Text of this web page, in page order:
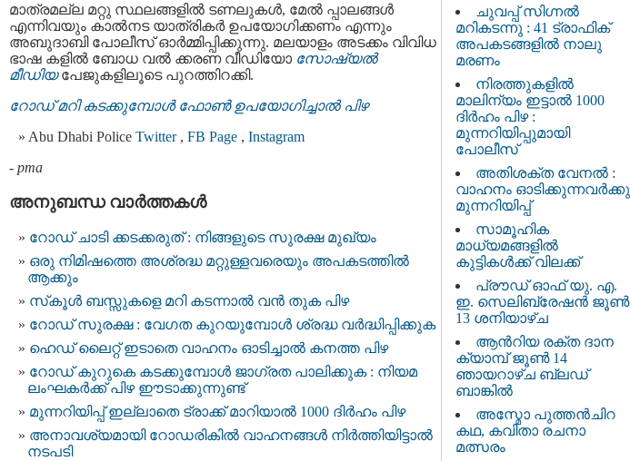
മാത്രമല്ല മറ്റു സ്ഥലങ്ങളില്‍ ടണലുകള്‍, മേൽ പ്പാലങ്ങള്‍
എന്നിവയും കാല്‍നട യാത്രികര്‍ ഉപയോഗിക്കണം എന്നും
അബുദാബി പോലീസ് ഓര്‍മ്മിപ്പിക്കുന്നു. മലയാളം അടക്കം വിവിധ
ഭാഷ കളില്‍ ബോധ വല്‍ ക്കരണ വീഡിയോ സോഷ്യല്‍
മീഡിയപേജുകളിലൂടെ പുറത്തിറക്കി.
റോഡ് മറി കടക്കുമ്പോള്‍ ഫോണ്‍ ഉപയോഗിച്ചാല്‍ പിഴ
Abu Dhabi Police Twitter, FB Page , Instagram
- pma
അനുബന്ധ വാര്‍ത്തകള്‍
റോഡ് ചാടി ക്കടക്കരുത് : നിങ്ങളുടെ സുരക്ഷ മുഖ്യം
ഒരു നിമിഷത്തെ അശ്രദ്ധ മറ്റുള്ളവരെയും അപകടത്തിൽ
ആക്കും
സ്‌കൂൾ ബസ്സുകളെ മറി കടന്നാൽ വൻ തുക പിഴ
റോഡ് സുരക്ഷ : വേഗത കുറയുമ്പോൾ ശ്രദ്ധ വർദ്ധിപ്പിക്കുക
ഹെഡ് ലൈറ്റ് ഇടാതെ വാഹനം ഓടിച്ചാൽ കനത്ത പിഴ
റോഡ് കുറുകെ കടക്കുമ്പോൾ ജാഗ്രത പാലിക്കുക : നിയമ
ലംഘകർക്ക് പിഴ ഈടാക്കുന്നുണ്ട്
മുന്നറിയിപ്പ് ഇല്ലാതെ ട്രാക്ക് മാറിയാൽ 1000 ദിർഹം പിഴ
അനാവശ്യമായി റോഡരികിൽ വാഹനങ്ങൾ നിർത്തിയിട്ടാൽ
നടപടി
ചുവപ്പ് സിഗ്നൽ
മറികടന്നു : 41 ട്രാഫിക്
അപകടങ്ങളിൽ നാലു
മരണം
നിരത്തുകളിൽ
മാലിന്യം ഇട്ടാൽ 1000
ദിർഹം പിഴ :
മുന്നറിയിപ്പുമായി
പോലീസ്
അതിശക്ത വേനൽ :
വാഹനം ഓടിക്കുന്നവർക്കു
മുന്നറിയിപ്പ്
സാമൂഹിക
മാധ്യമങ്ങളിൽ
കുട്ടികൾക്ക് വിലക്ക്
പ്രൗഡ് ഓഫ് യു. എ.
ഇ. സെലിബ്രേഷൻ ജൂൺ
13 ശനിയാഴ്ച
ആൻറിയ രക്ത ദാന
ക്യാമ്പ് ജൂൺ 14
ഞായറാഴ്ച ബ്ലഡ്
ബാങ്കിൽ
അസ്മോ പുത്തൻചിറ
കഥ, കവിതാ രചനാ
മത്സരം